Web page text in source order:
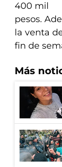
400 mil
pesos.
la venta
fin de
Más